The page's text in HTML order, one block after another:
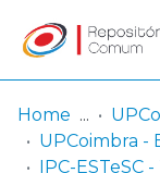
Communities
Log
In
(current)
Home